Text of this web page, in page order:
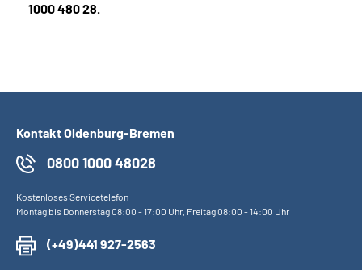
1000 480 28.
Kontakt Oldenburg-Bremen
0800 1000 48028
Kostenloses Servicetelefon
Montag bis Donnerstag 08:00 - 17:00 Uhr, Freitag 08:00 - 14:00 Uhr
(+49)441 927-2563